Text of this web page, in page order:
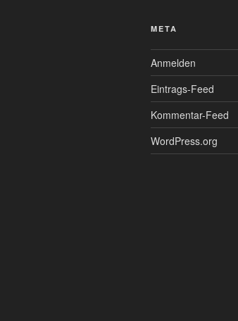
META
Anmelden
Eintrags-Feed
Kommentar-Feed
WordPress.org